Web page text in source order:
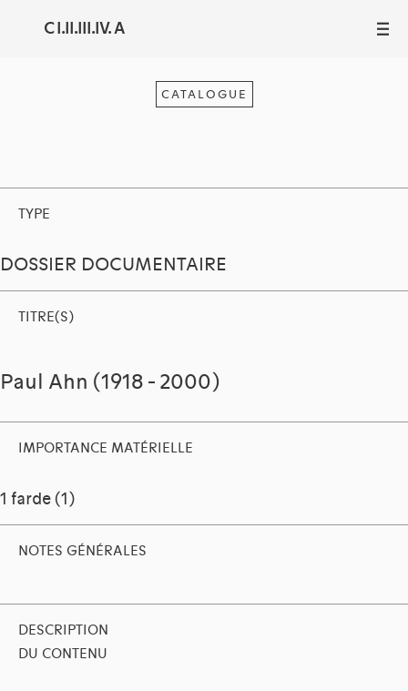
C I.II.III.IV. A III
CATALOGUE
TYPE
DOSSIER DOCUMENTAIRE
TITRE(S)
Paul Ahn (1918 - 2000)
IMPORTANCE MATÉRIELLE
1 farde (1)
NOTES GÉNÉRALES
DESCRIPTION
DU CONTENU